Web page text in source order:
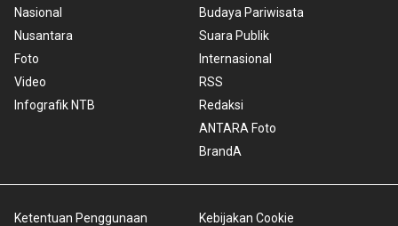
Nasional
Nusantara
Foto
Video
Infografik NTB
Budaya Pariwisata
Suara Publik
Internasional
RSS
Redaksi
ANTARA Foto
BrandA
Ketentuan Penggunaan
Kebijakan Cookie